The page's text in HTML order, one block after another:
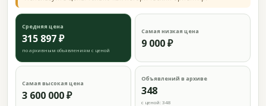
Средняя цена
315 897 ₽
по архивным объявлениям с ценой
Самая низкая цена
9 000 ₽
Самая высокая цена
3 600 000 ₽
Объявлений в архиве
348
с ценой: 348